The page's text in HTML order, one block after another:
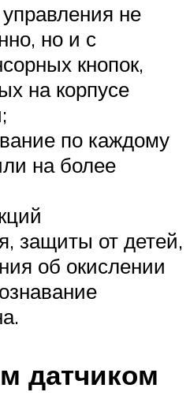
не
но и с
кнопок,
на корпусе
по каждому
на более
защиты от детей,
об окислении
датчиком